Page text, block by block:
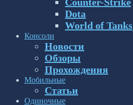
Dota
World of Tanks
Консоли
Новости
Обзоры
Прохождения
Мобильные
Статьи
Одиночные